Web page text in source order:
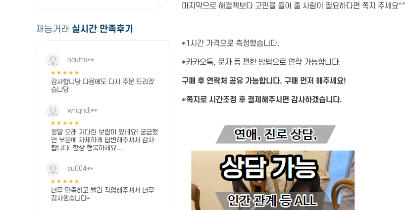
재능거래 실시간 만족후기
neutro**
감사합니당 다음에도 다시 주문 드리겠
습니당
whqndj**
정말 오래 기다린 보람이 있네요! 궁금했
던 부분에 자세하게 답변해주셔서 감사
합니다. 항상 행복하세요...
su004**
너무 만족하고 빨리 작업해주셔서 너무
감사했습니다~
마지막으로 해결책보다 고민을 들어 줄 사람이 필요하다면 쪽지 주세요^^
*1시간 가격으로 측정했습니다.
*카카오톡, 문자 등 편한 방법으로 연락 가능합니다.
구매 후 연락처 공유 가능합니다. 구매 먼저 해주세요!
*쪽지로 시간조정 후 결제해주시면 감사하겠습니다.